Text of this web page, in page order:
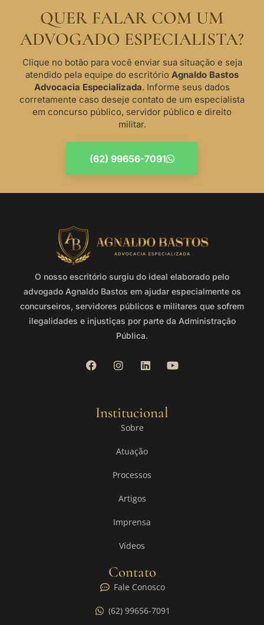
QUER FALAR COM UM
ADVOGADO ESPECIALISTA?
Clique no botão para você enviar sua situação e seja
atendido pela equipe do escritório Agnaldo Bastos
Advocacia Especializada. Informe seus dados
corretamente caso deseje contato de um especialista
em concurso público, servidor público e direito
militar.
(62) 99656-7091
O nosso escritório surgiu do ideal elaborado pelo
advogado Agnaldo Bastos em ajudar especialmente os
concurseiros, servidores públicos e militares que sofrem
ilegalidades e injustiças por parte da Administração
Pública.
Institucional
Sobre
Atuação
Processos
Artigos
Imprensa
Vídeos
Contato
Fale Conosco
(62) 99656-7091